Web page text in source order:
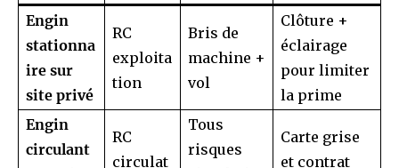
Engin
stationna
ire sur
site privé
RC
exploita
tion
Bris de
machine +
vol
Clôture +
éclairage
pour limiter
la prime
Engin
circulant
RC
circulat
Tous
risques
Carte grise
et contrat